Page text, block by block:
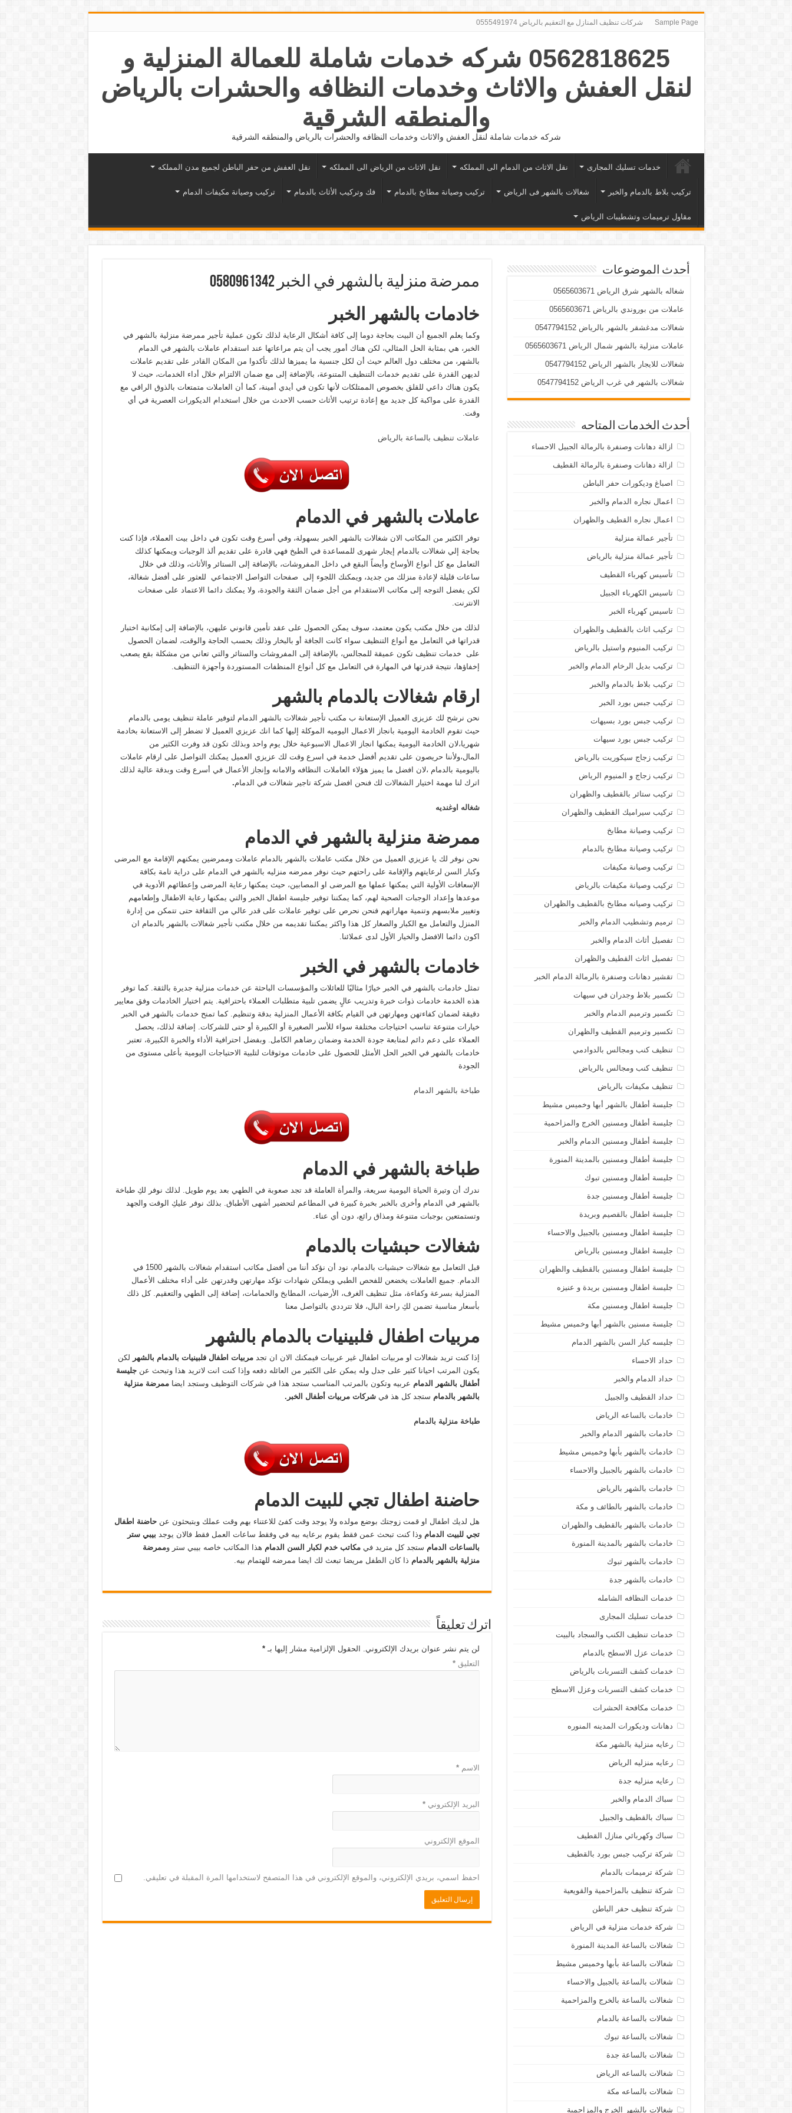
Sample Page شركات تنظيف المنازل مع التعقيم بالرياض ‪0555491974‬
0562818625 شركه خدمات شاملة للعمالة المنزلية و
لنقل العفش والاثاث وخدمات النظافه والحشرات بالرياض
والمنطقه الشرقية
شركه خدمات شاملة لنقل العفش والاثاث وخدمات النظافه والحشرات بالرياض والمنطقه الشرقية
خدمات تسليك المجارى نقل الاثاث من الدمام الى المملكه نقل الاثاث من الرياض الى المملكه نقل العفش من حفر الباطن لجميع مدن المملكه
تركيب بلاط بالدمام والخبر شغالات بالشهر فى الرياض تركيب وصيانة مطابخ بالدمام فك وتركيب الأثاث بالدمام تركيب وصيانة مكيفات الدمام
مقاول ترميمات وتشطيبات الرياض
ممرضة منزلية بالشهر في الخبر 0580961342
خادمات بالشهر الخبر
وكما يعلم الجميع أن البيت بحاجة دوما إلى كافة أشكال الرعاية لذلك تكون عملية تأجير ممرضة منزلية بالشهر في
الخبر، هي بمثابة الحل المثالي، لكن هناك أمور يجب أن يتم مراعاتها عند استقدام عاملات بالشهر في الدمام
بالشهر، من مختلف دول العالم حيث أن لكل جنسية ما يميزها لذلك تأكدوا من المكان القادر على تقديم عاملات
لديهن القدرة على تقديم خدمات التنظيف المتنوعة، بالإضافة إلى مع ضمان الالتزام خلال أداء الخدمات، حيث لا
يكون هناك داعي للقلق بخصوص الممتلكات لأنها تكون في أيدي أمينة، كما أن العاملات متمتعات بالذوق الراقي مع
القدرة على مواكبة كل جديد مع إعادة ترتيب الأثاث حسب الاحدث من خلال استخدام الديكورات العصرية في أي
وقت.
عاملات تنظيف بالساعة بالرياض
عاملات بالشهر في الدمام
توفر الكثير من المكاتب الان شغالات بالشهر الخبر بسهولة، وفي أسرع وقت تكون في داخل بيت العملاء، فإذا كنت
بحاجة إلي شغالات بالدمام إيجار شهرى للمساعدة في الطبخ فهي قادرة على تقديم ألذ الوجبات ويمكنها كذلك
التعامل مع كل أنواع الأوساخ وأيضاً البقع في داخل المفروشات، بالإضافة إلى الستائر والأثاث، وذلك في خلال
ساعات قليلة لإعادة منزلك من جديد، ويمكنك اللجوء إلى صفحات التواصل الاجتماعي للعثور على أفضل شغالة،
لكن يفضل التوجه إلى مكاتب الاستقدام من أجل ضمان الثقة والجودة، ولا يمكنك دائما الاعتماد على صفحات
الانترنت.
لذلك من خلال مكتب يكون معتمد، سوف يمكن الحصول على عقد تأمين قانوني عليهن، بالإضافة إلى إمكانية اختبار
قدراتها في التعامل مع أنواع التنظيف سواء كانت الجافة أو بالبخار وذلك بحسب الحاجة والوقت، لضمان الحصول
على خدمات تنظيف تكون عميقة للمجالس، بالإضافة إلى المفروشات والستائر والتي تعاني من مشكلة بقع يصعب
إخفاؤها، نتيجة قدرتها في المهارة في التعامل مع كل أنواع المنظفات المستوردة وأجهزة التنظيف.
ارقام شغالات بالدمام بالشهر
نحن نرشح لك عزيزى العميل الإستعانة ب مكتب تأجير شغالات بالشهر الدمام لتوفير عاملة تنظيف يومى بالدمام
حيث تقوم الخادمة اليومية بانجاز الاعمال اليوميه الموكلة إليها كما انك عزيزي العميل لا تضطر إلى الاستعانة بخادمة
شهريا،لان الخادمة اليومية يمكنها انجاز الاعمال الاسبوعية خلال يوم واحد وبذلك تكون قد وفرت الكثير من
المال،ولأننا حريصون على تقديم أفضل خدمة في اسرع وقت لك عزيزي العميل يمكنك التواصل على ارقام عاملات
باليومية بالدمام ،لان افضل ما يميز هؤلاء العاملات النظافه والامانه وإنجاز الأعمال في أسرع وقت وبدقة عالية لذلك
اترك لنا مهمة اختيار الشغالات لك فنحن افضل شركة تاجير شغالات في الدمام.
شغاله اوغنديه
ممرضة منزلية بالشهر في الدمام
نحن نوفر لك يا عزيزي العميل من خلال مكتب عاملات بالشهر بالدمام عاملات وممرضين يمكنهم الإقامة مع المرضى
وكبار السن لرعايتهم والإقامة على راحتهم حيث نوفر ممرضه منزليه بالشهر في الدمام على دراية تامة بكافة
الإسعافات الأولية التي يمكنها عملها مع المرضى او المصابين، حيث يمكنها رعاية المرضى وإعطائهم الأدوية في
موعدها وإعداد الوجبات الصحية لهم، كما يمكننا توفير جليسة اطفال الخبر والتي يمكنها رعاية الاطفال وإطعامهم
وتغيير ملابسهم وتنمية مهاراتهم فنحن نحرص على توفير عاملات على قدر عالي من الثقافة حتى تتمكن من إدارة
المنزل والتعامل مع الكبار والصغار كل هذا واكثر يمكننا تقديمه من خلال مكتب تأجير شغالات بالشهر بالدمام ان
اكون دائما الافضل والخيار الأول لدى عملائنا.
خادمات بالشهر في الخبر
تمثل خادمات بالشهر في الخبر خيارًا مثاليًا للعائلات والمؤسسات الباحثة عن خدمات منزلية جديرة بالثقة. كما توفر
هذه الخدمة خادمات ذوات خبرة وتدريب عالٍ يضمن تلبية متطلبات العملاء باحترافية. يتم اختيار الخادمات وفق معايير
دقيقة لضمان كفاءتهن ومهارتهن في القيام بكافة الأعمال المنزلية بدقة وتنظيم. كما تمنح خدمات بالشهر في الخبر
خيارات متنوعة تناسب احتياجات مختلفة سواء للأسر الصغيرة أو الكبيرة أو حتى للشركات. إضافة لذلك، يحصل
العملاء على دعم دائم لمتابعة جودة الخدمة وضمان رضاهم الكامل. وبفضل احترافية الأداء والخبرة الكبيرة، تعتبر
خادمات بالشهر في الخبر الحل الأمثل للحصول على خادمات موثوقات لتلبية الاحتياجات اليومية بأعلى مستوى من
الجودة
طباخة بالشهر الدمام
طباخة بالشهر في الدمام
ندرك أن وتيرة الحياة اليومية سريعة، والمرأة العاملة قد تجد صعوبة في الطهي بعد يوم طويل. لذلك نوفر لكِ طباخة
بالشهر في الدمام وأخرى بالخبر بخبرة كبيرة في المطاعم لتحضير أشهى الأطباق. بذلك نوفر عليكِ الوقت والجهد
وتستمتعين بوجبات متنوعة ومذاق رائع، دون أي عناء.
شغالات حبشيات بالدمام
قبل التعامل مع شغالات حبشيات بالدمام، نود أن نؤكد أننا من أفضل مكاتب استقدام شغالات بالشهر 1500 في
الدمام. جميع العاملات يخضعن للفحص الطبي ويملكن شهادات تؤكد مهارتهن وقدرتهن على أداء مختلف الأعمال
المنزلية بسرعة وكفاءة، مثل تنظيف الغرف، الأرضيات، المطابخ والحمامات، إضافة إلى الطهي والتعقيم. كل ذلك
بأسعار مناسبة تضمن لكِ راحة البال، فلا تترددي بالتواصل معنا
مربيات اطفال فلبينيات بالدمام بالشهر
إذا كنت تريد شغالات او مربيات اطفال غير عربيات فيمكنك الان ان تجدمربيات اطفال فلبينيات بالدمام بالشهر لكن
يكون المرتب احيانا كثير على جدل وله يمكن على الكثير من العائله دفعه وإذا كنت انت لاتريد هذا وتبحث عنجليسة
أطفال بالشهر الدمام عربيه وتكون بالمرتب المناسب ستجد هذا في شركات التوظيف وستجد ايضاممرضة منزلية
بالشهر بالدمام ستجد كل هذ فيشركات مربيات أطفال الخبر.
طباخة منزلية بالدمام
حاضنة اطفال تجي للبيت الدمام
هل لديك اطفال او قمت زوجتك بوضع مولده ولا يوجد وقت كفئ للاعتناء بهم وقت عملك وبتبحثون عنحاضنة اطفال
تجي للبيت الدمام وذا كنت تبحث عمن فقط يقوم برعايه بيه في وفقط ساعات العمل فقط فالان يوجد بيبي ستر
بالساعات الدمام ستجد كل متريد فيمكاتب خدم لكبار السن الدمام هذا المكاتب خاصه بيبي ستر وممرضة
منزلية بالشهر بالدمام ذا كان الطفل مريضا تبعث لك ايضا ممرضه للهتمام بيه.
اترك تعليقاً
لن يتم نشر عنوان بريدك الإلكتروني. الحقول الإلزامية مشار إليها بـ*
التعليق*
الاسم*
البريد الإلكتروني*
الموقع الإلكتروني
احفظ اسمي، بريدي الإلكتروني، والموقع الإلكتروني في هذا المتصفح لاستخدامها المرة المقبلة في تعليقي.
أحدث الموضوعات
شغاله بالشهر شرق الرياض 0565603671
عاملات من بوروندي بالرياض 0565603671
شغالات مدغشقر بالشهر بالرياض 0547794152
عاملات منزلية بالشهر شمال الرياض 0565603671
شغالات للايجار بالشهر الرياض 0547794152
شغالات بالشهر في غرب الرياض 0547794152
أحدث الخدمات المتاحه
ازالة دهانات وصنفرة بالرمالة الجبيل الاحساء
ازالة دهانات وصنفرة بالرمالة القطيف
اصباغ وديكورات حفر الباطن
اعمال نجاره الدمام والخبر
اعمال نجاره القطيف والظهران
تأجير عمالة منزلية
تأجير عمالة منزلية بالرياض
تأسيس كهرباء القطيف
تاسيس الكهرباء الجبيل
تاسيس كهرباء الخبر
تركيب اثاث بالقطيف والظهران
تركيب المنيوم واستيل بالرياض
تركيب بديل الرخام الدمام والخبر
تركيب بلاط بالدمام والخبر
تركيب جبس بورد الخبر
تركيب جبس بورد بسيهات
تركيب جبس بورد سيهات
تركيب زجاج سيكوريت بالرياض
تركيب زجاج و المنيوم الرياض
تركيب ستائر بالقطيف والظهران
تركيب سيراميك القطيف والظهران
تركيب وصيانة مطابخ
تركيب وصيانة مطابخ بالدمام
تركيب وصيانة مكيفات
تركيب وصيانة مكيفات بالرياض
تركيب وصيانه مطابخ بالقطيف والظهران
ترميم وتشطيب الدمام والخبر
تفصيل أثاث الدمام والخبر
تفصيل اثاث القطيف والظهران
تقشير دهانات وصنفرة بالرمالة الدمام الخبر
تكسير بلاط وجدران في سيهات
تكسير وترميم الدمام والخبر
تكسير وترميم القطيف والظهران
تنظيف كنب ومجالس بالدوادمي
تنظيف كنب ومجالس بالرياض
تنظيف مكيفات بالرياض
جليسة أطفال بالشهر أبها وخميس مشيط
جليسة أطفال ومسنين الخرج والمزاحمية
جليسة أطفال ومسنين الدمام والخبر
جليسة أطفال ومسنين بالمدينة المنورة
جليسة أطفال ومسنين تبوك
جليسة أطفال ومسنين جدة
جليسة اطفال بالقصيم وبريدة
جليسة اطفال ومسنين بالجبيل والاحساء
جليسة اطفال ومسنين بالرياض
جليسة اطفال ومسنين بالقطيف والظهران
جليسة اطفال ومسنين بريدة و عنيزه
جليسة اطفال ومسنين مكة
جليسة مسنين بالشهر أبها وخميس مشيط
جليسه كبار السن بالشهر الدمام
حداد الاحساء
حداد الدمام والخبر
حداد القطيف والجبيل
خادمات بالساعه الرياض
خادمات بالشهر الدمام والخبر
خادمات بالشهر بأبها وخميس مشيط
خادمات بالشهر بالجبيل والاحساء
خادمات بالشهر بالرياض
خادمات بالشهر بالطائف و مكة
خادمات بالشهر بالقطيف والظهران
خادمات بالشهر بالمدينة المنورة
خادمات بالشهر تبوك
خادمات بالشهر جدة
خدمات النظافه الشامله
خدمات تسليك المجارى
خدمات تنظيف الكنب والسجاد بالبيت
خدمات عزل الاسطح بالدمام
خدمات كشف التسربات بالرياض
خدمات كشف التسربات وعزل الاسطح
خدمات مكافحة الحشرات
دهانات وديكورات المدينه المنوره
رعايه منزلية بالشهر مكة
رعايه منزليه الرياض
رعايه منزليه جدة
سباك الدمام والخبر
سباك بالقطيف والجبيل
سباك وكهربائي منازل القطيف
شركة تركيب جبس بورد بالقطيف
شركة ترميمات بالدمام
شركة تنظيف بالمزاحمية والقويعية
شركة تنظيف حفر الباطن
شركة خدمات منزلية في الرياض
شغالات بالساعة المدينة المنورة
شغالات بالساعة بأبها وخميس مشيط
شغالات بالساعة بالجبيل والاحساء
شغالات بالساعة بالخرج والمزاحمية
شغالات بالساعة بالدمام
شغالات بالساعة تبوك
شغالات بالساعة جدة
شغالات بالساعه الرياض
شغالات بالساعه مكة
شغالات بالشهر الخرج والمزاحمية